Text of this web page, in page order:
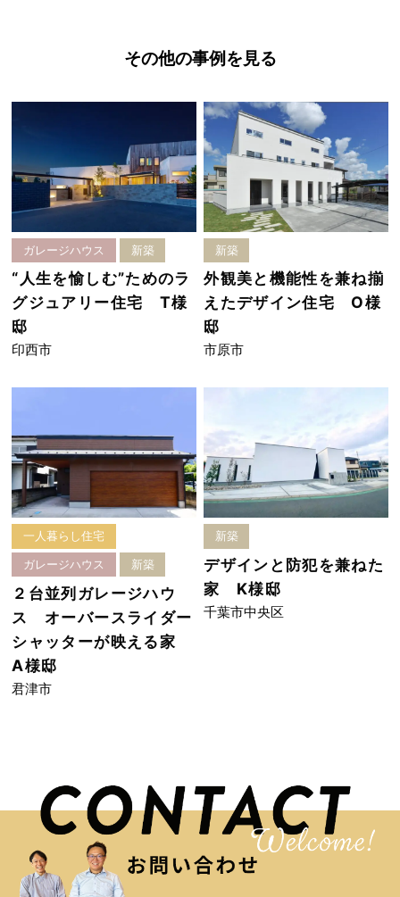
その他の事例を見る
ガレージハウス 新築
“人生を愉しむ”ためのラ
グジュアリー住宅 T様
邸
印西市
新築
外観美と機能性を兼ね揃
えたデザイン住宅 O様
邸
市原市
一人暮らし住宅
ガレージハウス
新築
２台並列ガレージハウ
ス オーバースライダー
シャッターが映える家
A様邸
君津市
新築
デザインと防犯を兼ねた
家 K様邸
千葉市中央区